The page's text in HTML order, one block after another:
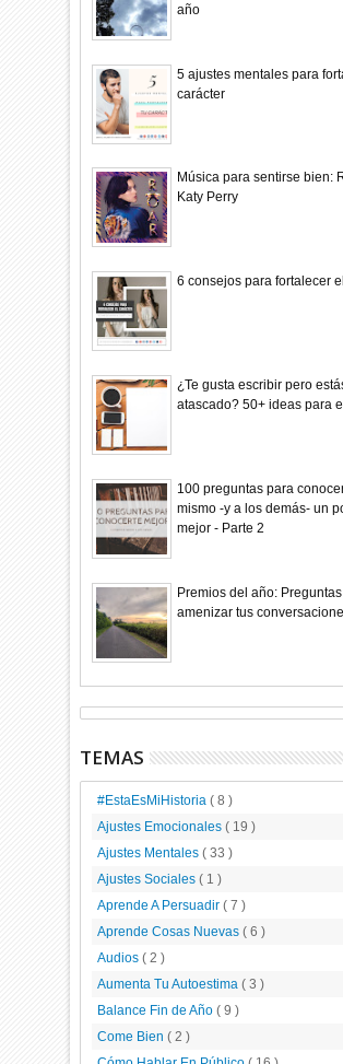
año
5 ajustes mentales para
carácter
Música para sentirse bien:
Katy Perry
6 consejos para fortalecer
¿Te gusta escribir pero
atascado? 50+ ideas para
100 preguntas para
mismo -y a los demás- un
mejor - Parte 2
Premios del año:
amenizar tus
TEMAS
#EstaEsMiHistoria( 8 )
Ajustes Emocionales( 19 )
Ajustes Mentales( 33 )
Ajustes Sociales( 1 )
Aprende A Persuadir( 7 )
Aprende Cosas Nuevas( 6 )
Audios( 2 )
Aumenta Tu Autoestima( 3 )
Balance Fin de Año( 9 )
Come Bien( 2 )